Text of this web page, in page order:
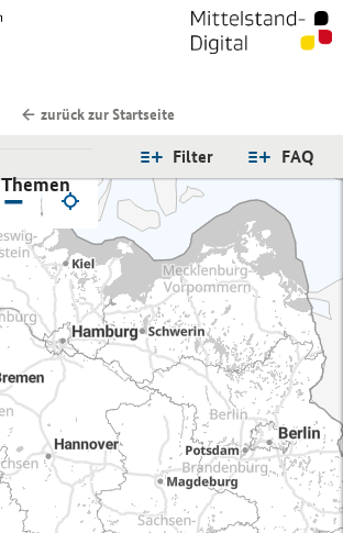
zurück zur Startseite
FAQ
Filter
Themen
−